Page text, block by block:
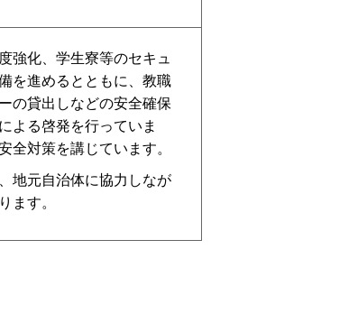
強化、学生寮等のセキュ
を進めるとともに、教職
の貸出しなどの安全確保
よる啓発を行っていま
対策を講じています。
地元自治体に協力しなが
ます。